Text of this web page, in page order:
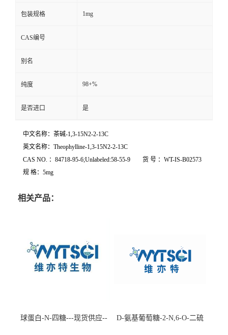
包装规格 1mg
CAS编号
别名
纯度 98+%
是否进口 是
中文名称：茶碱-1,3-15N2-2-13C
英文名称：Theophylline-1,3-15N2-2-13C
CAS NO. ：84718-95-6;Unlabeled:58-55-9 货 号 ：WT-IS-B02573
规 格：5mg
相关产品：
球蛋白-N-四糖---现货供应--
D-氨基葡萄糖-2-N,6-O-二硫